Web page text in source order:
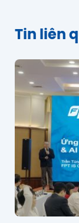
Tin liên